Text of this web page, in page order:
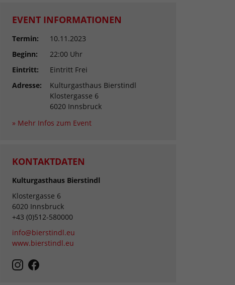
EVENT INFORMATIONEN
Termin:
10.11.2023
Beginn:
22:00 Uhr
Eintritt:
Eintritt Frei
Adresse:
Kulturgasthaus Bierstindl
Klostergasse 6
6020 Innsbruck
» Mehr Infos zum Event
KONTAKTDATEN
Kulturgasthaus Bierstindl
Klostergasse 6
6020 Innsbruck
+43 (0)512-580000
info@bierstindl.eu
www.bierstindl.eu